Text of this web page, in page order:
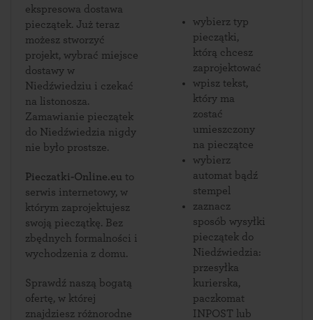
ekspresowa dostawa
pieczątek. Już teraz
możesz stworzyć
projekt, wybrać miejsce
dostawy w
Niedźwiedziu i czekać
na listonosza.
Zamawianie pieczątek
do Niedźwiedzia nigdy
nie było prostsze.
Pieczatki-Online.eu
serwis internetowy, w
którym zaprojektujesz
swoją pieczątkę. Bez
zbędnych formalności i
wychodzenia z domu.
Sprawdź naszą bogatą
ofertę, w której
znajdziesz różnorodne
wybierz typ
pieczątki,
którą chcesz
zaprojektować
wpisz tekst,
który ma
zostać
umieszczony
na pieczątce
wybierz
automat bądź
stempel
zaznacz
sposób wysyłki
pieczątek do
Niedźwiedzia:
przesyłka
kurierska,
paczkomat
INPOST lub